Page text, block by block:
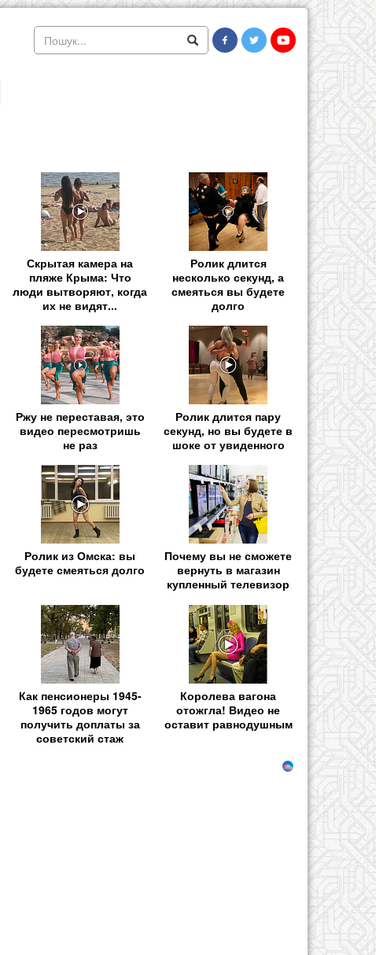
Скрытая камера на
пляже Крыма: Что
люди вытворяют, когда
их не видят...
Ролик длится
несколько секунд, а
смеяться вы будете
долго
Ржу не переставая, это
видео пересмотришь
не раз
Ролик длится пару
секунд, но вы будете в
шоке от увиденного
Ролик из Омска: вы
будете смеяться долго
Почему вы не сможете
вернуть в магазин
купленный телевизор
Как пенсионеры 1945-
1965 годов могут
получить доплаты за
советский стаж
Королева вагона
отожгла! Видео не
оставит равнодушным